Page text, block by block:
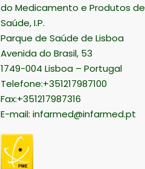
do Medicamento e Produtos de
Saúde, I.P.
Parque de Saúde de Lisboa
Avenida do Brasil, 53
1749-004 Lisboa – Portugal
Telefone:+351217987100
Fax:+351217987316
E-mail: infarmed@infarmed.pt